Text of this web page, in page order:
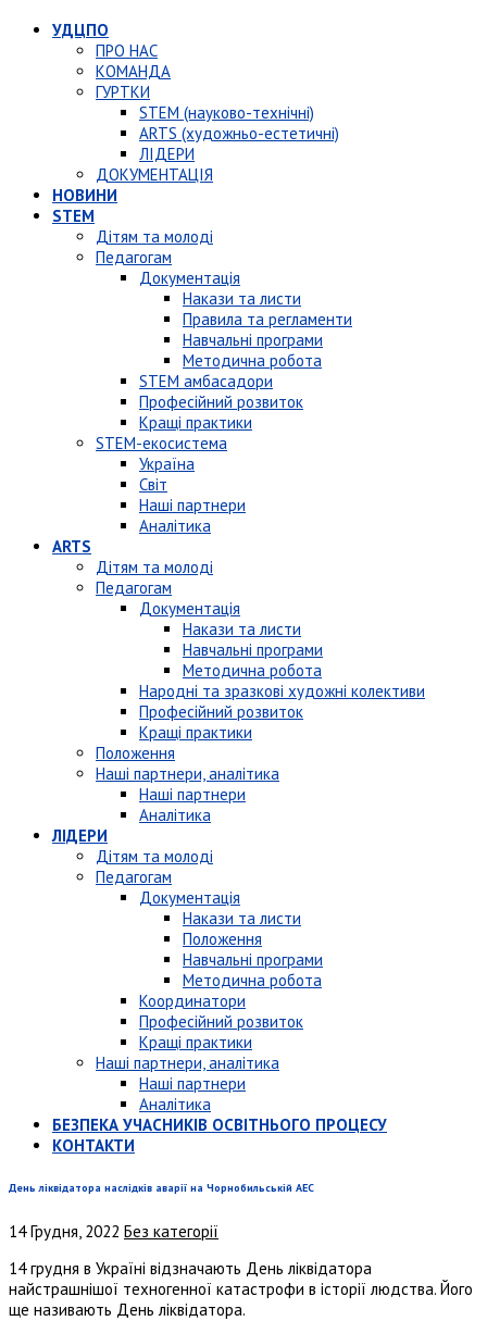
УДЦПО
ПРО НАС
КОМАНДА
ГУРТКИ
STEM (науково-технічні)
ARTS (художньо-естетичні)
ЛІДЕРИ
ДОКУМЕНТАЦІЯ
НОВИНИ
STEM
Дітям та молоді
Педагогам
Документація
Накази та листи
Правила та регламенти
Навчальні програми
Методична робота
STEM амбасадори
Професійний розвиток
Кращі практики
STEM-екосистема
Україна
Світ
Наші партнери
Аналітика
ARTS
Дітям та молоді
Педагогам
Документація
Накази та листи
Навчальні програми
Методична робота
Народні та зразкові художні колективи
Професійний розвиток
Кращі практики
Положення
Наші партнери, аналітика
Наші партнери
Аналітика
ЛІДЕРИ
Дітям та молоді
Педагогам
Документація
Накази та листи
Положення
Навчальні програми
Методична робота
Координатори
Професійний розвиток
Кращі практики
Наші партнери, аналітика
Наші партнери
Аналітика
БЕЗПЕКА УЧАСНИКІВ ОСВІТНЬОГО ПРОЦЕСУ
КОНТАКТИ
День ліквідатора наслідків аварії на Чорнобильській АЕС
14 Грудня, 2022 Без категорії
14 грудня в Україні відзначають День ліквідатора
найстрашнішої техногенної катастрофи в історії людства. Його
ще називають День ліквідатора.